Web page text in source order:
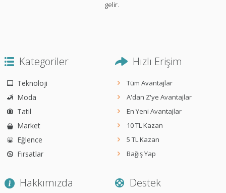
gelir.
Kategoriler
Teknoloji
Moda
Tatil
Market
Eğlence
Fırsatlar
Hızlı Erişim
Tüm Avantajlar
A'dan Z'ye Avantajlar
En Yeni Avantajlar
10 TL Kazan
5 TL Kazan
Bağış Yap
Hakkımızda Destek